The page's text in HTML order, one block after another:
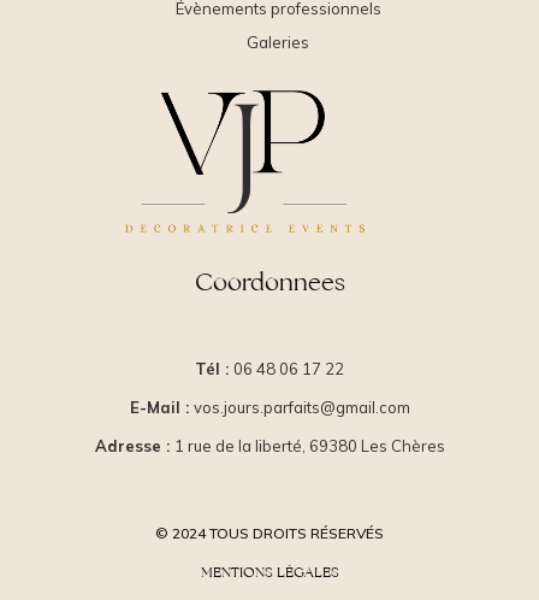
Évènements professionnels
Galeries
Coordonnees
Tél : 06 48 06 17 22
E-Mail : vos.jours.parfaits@gmail.com
Adresse : 1 rue de la liberté, 69380 Les Chères
© 2024 TOUS DROITS RÉSERVÉS
MENTIONS LÉGALES